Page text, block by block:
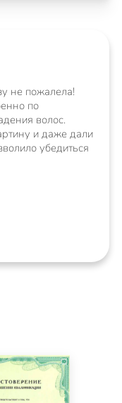
не пожалела!
по
волос.
и даже дали
убедиться